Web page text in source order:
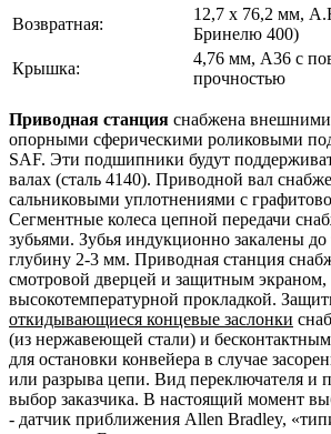
Возвратная:
12,7 x 76,2 мм,
Бринелю 400)
Крышка:
4,76 мм, A36 с
прочностью
Приводная станция снабжена
опорными сферическими роликовыми
SAF. Эти подшипники будут
валах (сталь 4140). Приводной вал
сальниковыми уплотнениями с
Сегментные колеса цепной передачи
зубьями. Зубья индукционно закалены до
глубину 2-3 мм. Приводная станция
смотровой дверцей и защитным экраном,
высокотемпературной прокладкой.
откидывающиеся концевые заслонки
(из нержавеющей стали) и
для остановки конвейера в случае
или разрыва цепи. Вид переключателя и
выбор заказчика. В настоящий момент
- датчик приближения Allen Bradley,